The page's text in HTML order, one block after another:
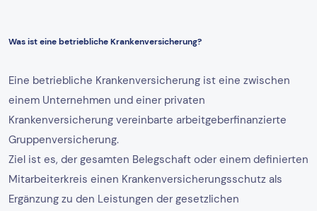
Was ist eine betriebliche Krankenversicherung?
Eine betriebliche Krankenversicherung ist eine zwischen
einem Unternehmen und einer privaten
Krankenversicherung vereinbarte arbeitgeberfinanzierte
Gruppenversicherung.
Ziel ist es, der gesamten Belegschaft oder einem definierten
Mitarbeiterkreis einen Krankenversicherungsschutz als
Ergänzung zu den Leistungen der gesetzlichen